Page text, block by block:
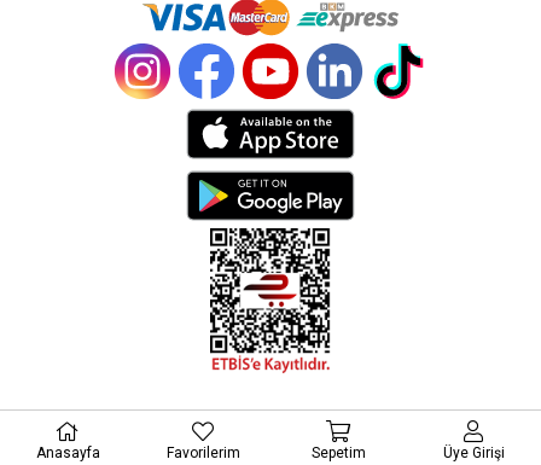
© 2021 PEREJA - TÜM HAKLARI SAKLIDIR.
Anasayfa
Favorilerim Sepetim Üye Girişi